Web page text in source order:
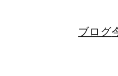
ブログ